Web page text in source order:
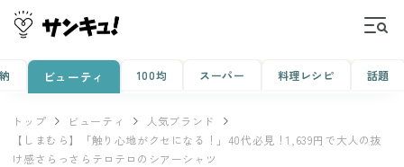
ビューティ 100均 スーパー 料理レシピ 話題
トップ ビューティ
人気ブランド
【しまむら】「触り心地がクセになる！」40代必見！1,639円で大人の抜
け感さらっさらテロテロのシアーシャツ